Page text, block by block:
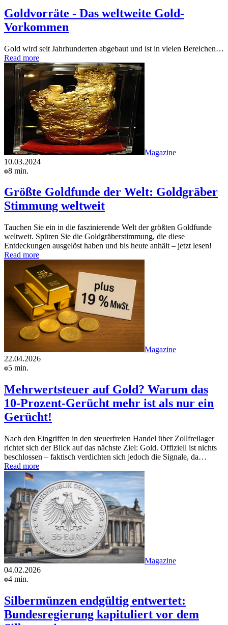
Goldvorräte - Das weltweite Gold-
Vorkommen
Gold wird seit Jahrhunderten abgebaut und ist in vielen Bereichen…
Read more
Magazine
10.03.2024
8 min.
Größte Goldfunde der Welt: Goldgräber
Stimmung weltweit
Tauchen Sie ein in die faszinierende Welt der größten Goldfunde
weltweit. Spüren Sie die Goldgräberstimmung, die diese
Entdeckungen ausgelöst haben und bis heute anhält – jetzt lesen!
Read more
Magazine
22.04.2026
5 min.
Mehrwertsteuer auf Gold? Warum das
10-Prozent-Gerücht mehr ist als nur ein
Gerücht!
Nach den Eingriffen in den steuerfreien Handel über Zollfreilager
richtet sich der Blick auf das nächste Ziel: Gold. Offiziell ist nichts
beschlossen – faktisch verdichten sich jedoch die Signale, da…
Read more
Magazine
04.02.2026
4 min.
Silbermünzen endgültig entwertet:
Bundesregierung kapituliert vor dem